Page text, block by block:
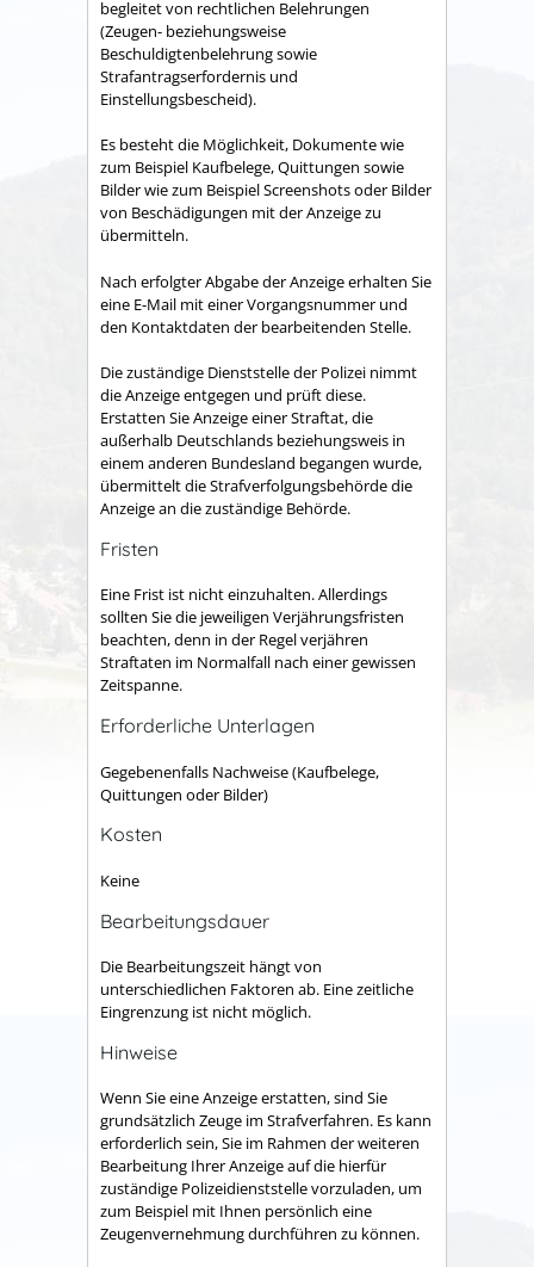
begleitet von rechtlichen Belehrungen
(Zeugen- beziehungsweise
Beschuldigtenbelehrung sowie
Strafantragserfordernis und
Einstellungsbescheid).
Es besteht die Möglichkeit, Dokumente wie
zum Beispiel Kaufbelege, Quittungen sowie
Bilder wie zum Beispiel Screenshots oder Bilder
von Beschädigungen mit der Anzeige zu
übermitteln.
Nach erfolgter Abgabe der Anzeige erhalten Sie
eine E-Mail mit einer Vorgangsnummer und
den Kontaktdaten der bearbeitenden Stelle.
Die zuständige Dienststelle der Polizei nimmt
die Anzeige entgegen und prüft diese.
Erstatten Sie Anzeige einer Straftat, die
außerhalb Deutschlands beziehungsweis in
einem anderen Bundesland begangen wurde,
übermittelt die Strafverfolgungsbehörde die
Anzeige an die zuständige Behörde.
Fristen
Eine Frist ist nicht einzuhalten. Allerdings
sollten Sie die jeweiligen Verjährungsfristen
beachten, denn in der Regel verjähren
Straftaten im Normalfall nach einer gewissen
Zeitspanne.
Erforderliche Unterlagen
Gegebenenfalls Nachweise (Kaufbelege,
Quittungen oder Bilder)
Kosten
Keine
Bearbeitungsdauer
Die Bearbeitungszeit hängt von
unterschiedlichen Faktoren ab. Eine zeitliche
Eingrenzung ist nicht möglich.
Hinweise
Wenn Sie eine Anzeige erstatten, sind Sie
grundsätzlich Zeuge im Strafverfahren. Es kann
erforderlich sein, Sie im Rahmen der weiteren
Bearbeitung Ihrer Anzeige auf die hierfür
zuständige Polizeidienststelle vorzuladen, um
zum Beispiel mit Ihnen persönlich eine
Zeugenvernehmung durchführen zu können.